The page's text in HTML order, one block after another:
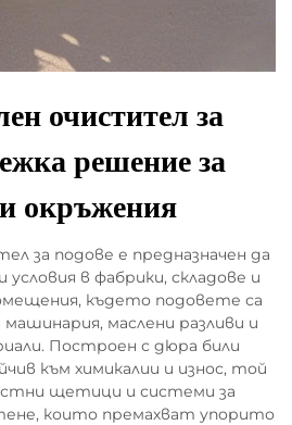
очистител за
решение за
окръжения
за подове е предназначен да
в фабрики, складове и
където подовете са
маслени разливи и
Построен с дюра били
към химикалии и износ, той
щетици и системи за
които премахват упорито